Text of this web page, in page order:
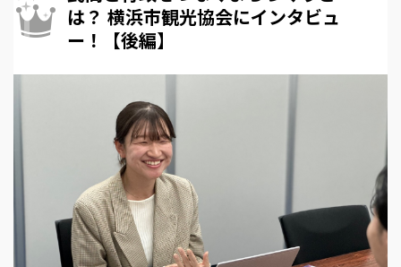
は？ 横浜市観光協会にインタビュ
ー！【後編】